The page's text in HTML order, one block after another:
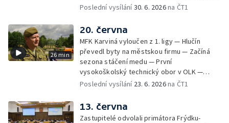
letišti v Mošnově — Od července povinná
Poslední vysílání30. 6. 2026na ČT1
26 min
20. června
MFK Karviná vyloučen z 1. ligy — Hlučín
převedl byty na městskou firmu — Začíná
sezona stáčení medu — První
vysokoškolský technický obor v OLK —
Týden v sítích — Tanky Leopard 2A4
četníka z Liptaňské tragédie
Poslední vysílání 23. 6. 2026na ČT1
13. června
Zastupitelé odvolali primátora Frýdku-